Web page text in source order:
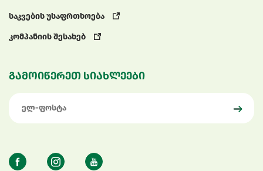
საკვების უსაფრთხოება
კომპანიის შესახებ
გამოიწერეთ სიახლეები